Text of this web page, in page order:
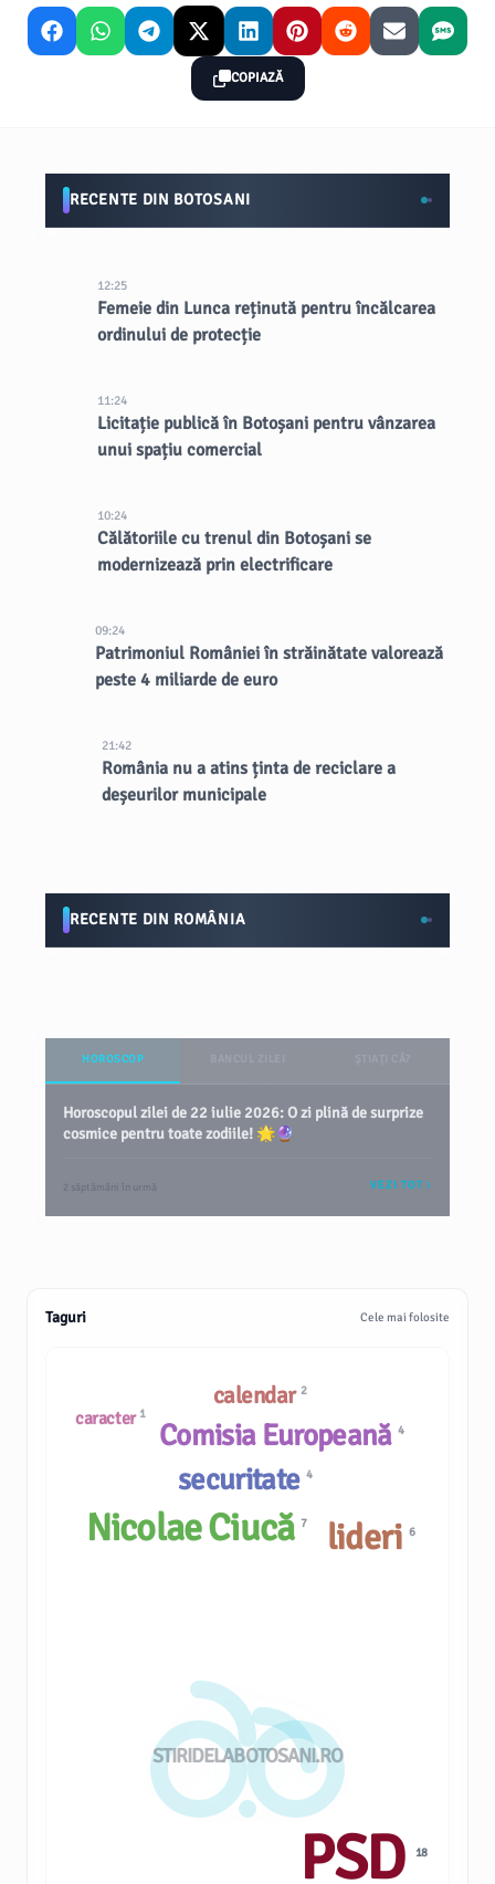
COPIAZĂ
RECENTE DIN BOTOSANI
12:25
Femeie din Lunca reținută pentru încălcarea
ordinului de protecție
11:24
Licitație publică în Botoșani pentru vânzarea
unui spațiu comercial
10:24
Călătoriile cu trenul din Botoșani se
modernizează prin electrificare
09:24
Patrimoniul României în străinătate valorează
peste 4 miliarde de euro
21:42
România nu a atins ținta de reciclare a
deșeurilor municipale
RECENTE DIN ROMÂNIA
HOROSCOP
Horoscopul zilei de 22 iulie 2026: O zi plină de surprize
cosmice pentru toate zodiile! 🌟🔮
2 săptămâni în urmă VEZI TOT
Taguri Cele mai folosite
STIRIDELABOTOSANI.RO
caracter 1
lideri6
securitate 4
Comisia Europeană 4
calendar 2
PSD 18
Nicolae Ciucă7